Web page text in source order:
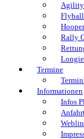
Agility
Flyball
Rally
Termine
Informationen
Infos